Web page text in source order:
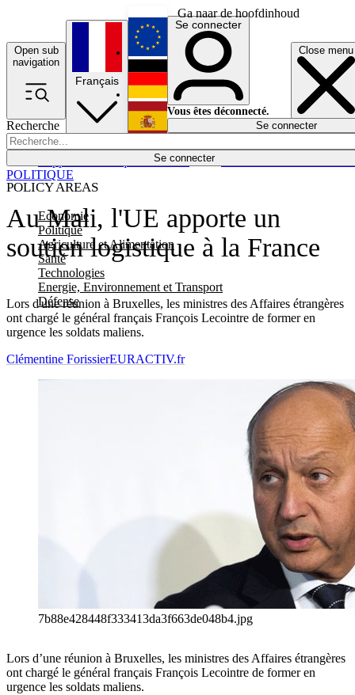
Ga naar de hoofdinhoud
Open sub
navigation
Close menu
Recherche
Se connecter
POLICY AREAS
Economie
Politique
Agriculture et Alimentation
Santé
Technologies
Energie, Environnement et Transport
Défense
Économie
Français
English
Deutsch
Español
Se connecter
Vous êtes déconnecté.
Se connecter
Au Mali, l'UE apporte un
soutien logistique à la France
Lors d'une réunion à Bruxelles, les ministres des Affaires étrangères
ont chargé le général français François Lecointre de former en
urgence les soldats maliens.
POLITIQUE
Clémentine ForissierEURACTIV.fr
7b88e428448f333413da3f663de048b4.jpg
Lors d’une réunion à Bruxelles, les ministres des Affaires étrangères
ont chargé le général français François Lecointre de former en
urgence les soldats maliens.